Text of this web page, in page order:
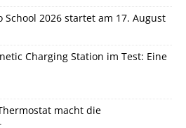
School 2026 startet am 17. August
Charging Station im Test: Eine
macht die